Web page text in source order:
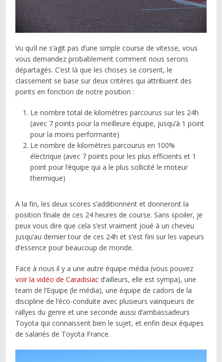
Vu qu’il ne s’agit pas d’une simple course de vitesse, vous
vous demandez probablement comment nous serons
départagés. C’est là que les choses se corsent, le
classement se base sur deux critères qui attribuent des
points en fonction de notre position :
Le nombre total de kilomètres parcourus sur les 24h
(avec 7 points pour la meilleure équipe, jusqu’à 1 point
pour la moins performante)
Le nombre de kilomètres parcourus en 100%
électrique (avec 7 points pour les plus efficients et 1
point pour l’équipe qui a le plus sollicité le moteur
thermique)
A la fin, les deux scores s’additionnent et donneront la
position finale de ces 24 heures de course. Sans spoiler, je
peux vous dire que cela s’est vraiment joué à un cheveu
jusqu’au dernier tour de ces 24h et s’est fini sur les vapeurs
d’essence pour beaucoup de monde.
Face à nous il y a une autre équipe média (vous pouvez
voir la vidéo de Caradisiac d’ailleurs, elle est sympa), une
team de l’Equipe (le média), une équipe de cadors de la
discipline de l’éco-conduite avec plusieurs vainqueurs de
rallyes du genre et une seconde aussi d’ambassadeurs
Toyota qui connaissent bien le sujet, et enfin deux équipes
de salariés de Toyota France.